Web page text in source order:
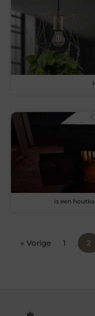
Is een
« Vorige 1 2